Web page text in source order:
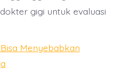
gigi untuk evaluasi
Menyebabkan